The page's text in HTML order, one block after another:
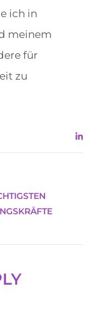
ich in
meinem
für
zu